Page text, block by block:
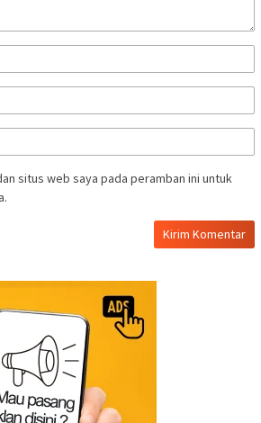
situs web saya pada peramban ini untuk